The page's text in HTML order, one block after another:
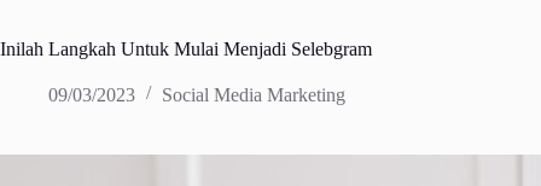
Inilah Langkah Untuk Mulai Menjadi Selebgram
09/03/2023 Social Media Marketing